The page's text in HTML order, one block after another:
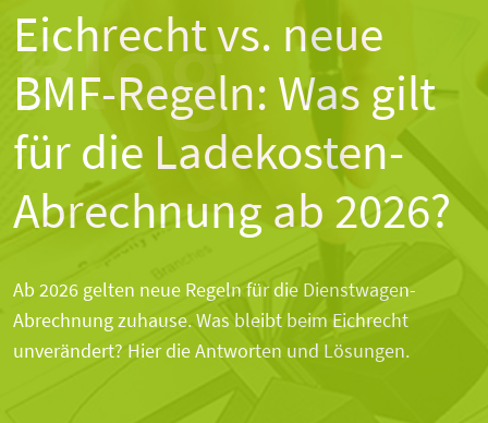
Eichrecht vs. neue
BMF-Regeln: Was gilt
für die Ladekosten-
Abrechnung ab 2026?
Blog
Ab 2026 gelten neue Regeln für die Dienstwagen-
Abrechnung zuhause. Was bleibt beim Eichrecht
unverändert? Hier die Antworten und Lösungen.